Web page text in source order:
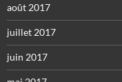
août 2017
juillet 2017
juin 2017